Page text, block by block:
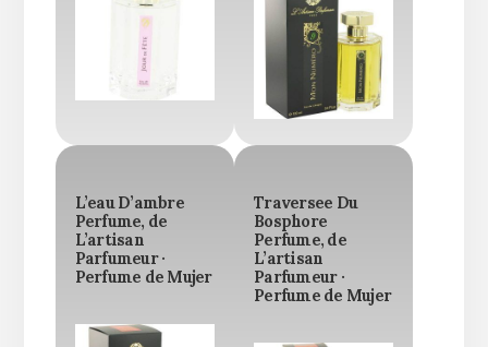
L’eau D’ambre
Perfume, de
L’artisan
Parfumeur ·
Perfume de Mujer
Traversee Du
Bosphore
Perfume, de
L’artisan
Parfumeur ·
Perfume de Mujer